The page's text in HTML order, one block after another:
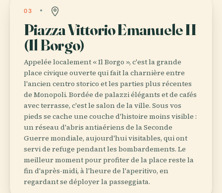
03
Piazza Vittorio Emanuele II
(Il Borgo)
Appelée localement « Il Borgo », c'est la grande
place civique ouverte qui fait la charnière entre
l'ancien centro storico et les parties plus récentes
de Monopoli. Bordée de palazzi élégants et de cafés
avec terrasse, c'est le salon de la ville. Sous vos
pieds se cache une couche d'histoire moins visible :
un réseau d'abris antiaériens de la Seconde
Guerre mondiale, aujourd'hui visitables, qui ont
servi de refuge pendant les bombardements. Le
meilleur moment pour profiter de la place reste la
fin d'après-midi, à l'heure de l'aperitivo, en
regardant se déployer la passeggiata.